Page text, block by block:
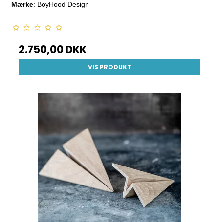
Mærke: BoyHood Design
2.750,00 DKK
VIS PRODUKT